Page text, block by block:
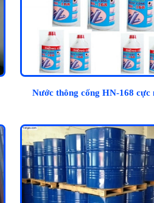
Nước thông cống HN-168 cực